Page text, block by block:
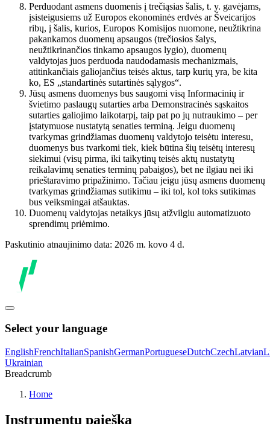
Perduodant asmens duomenis į trečiąsias šalis, t. y. gavėjams,
įsisteigusiems už Europos ekonominės erdvės ar Šveicarijos
ribų, į šalis, kurios, Europos Komisijos nuomone, neužtikrina
pakankamos duomenų apsaugos (trečiosios šalys,
neužtikrinančios tinkamo apsaugos lygio), duomenų
valdytojas juos perduoda naudodamasis mechanizmais,
atitinkančiais galiojančius teisės aktus, tarp kurių yra, be kita
ko, ES „standartinės sutartinės sąlygos“.
Jūsų asmens duomenys bus saugomi visą Informacinių ir
švietimo paslaugų sutarties arba Demonstracinės sąskaitos
sutarties galiojimo laikotarpį, taip pat po jų nutraukimo – per
įstatymuose nustatytą senaties terminą. Jeigu duomenų
tvarkymas grindžiamas duomenų valdytojo teisėtu interesu,
duomenys bus tvarkomi tiek, kiek būtina šių teisėtų interesų
siekimui (visų pirma, iki taikytinų teisės aktų nustatytų
reikalavimų senaties terminų pabaigos), bet ne ilgiau nei iki
prieštaravimo pripažinimo. Tačiau jeigu jūsų asmens duomenų
tvarkymas grindžiamas sutikimu – iki tol, kol toks sutikimas
bus veiksmingai atšauktas.
Duomenų valdytojas netaikys jūsų atžvilgiu automatizuoto
sprendimų priėmimo.
Paskutinio atnaujinimo data: 2026 m. kovo 4 d.
Select your language
EnglishFrenchItalianSpanishGermanPortugueseDutchCzechLatvian
Ukrainian
Breadcrumb
Home
Instrumentų paieška